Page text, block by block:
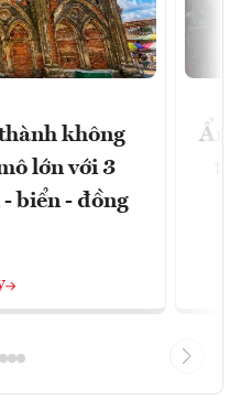
không
lớn với 3
biển - đồng
Ẩm